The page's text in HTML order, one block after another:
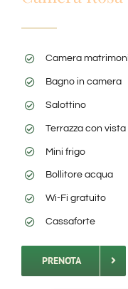
Camera
Bagno in camera
Salottino
Terrazza con vista
Mini frigo
Bollitore acqua
Wi-Fi gratuito
Cassaforte
PRENOTA